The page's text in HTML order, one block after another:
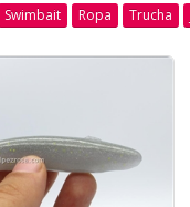
Swimbait Ropa Trucha